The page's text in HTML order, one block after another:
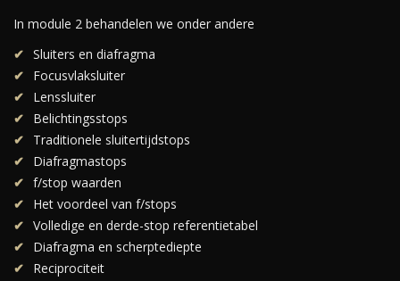
In module 2 behandelen we onder andere
Sluiters en diafragma
Focusvlaksluiter
Lenssluiter
Belichtingsstops
Traditionele sluitertijdstops
Diafragmastops
f/stop waarden
Het voordeel van f/stops
Volledige en derde-stop referentietabel
Diafragma en scherptediepte
Reciprociteit